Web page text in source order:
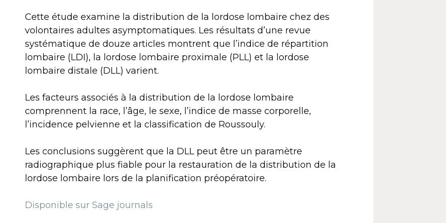
Cette étude examine la distribution de la lordose lombaire chez des
volontaires adultes asymptomatiques. Les résultats d’une revue
systématique de douze articles montrent que l’indice de répartition
lombaire (LDI), la lordose lombaire proximale (PLL) et la lordose
lombaire distale (DLL) varient.
Les facteurs associés à la distribution de la lordose lombaire
comprennent la race, l’âge, le sexe, l’indice de masse corporelle,
l’incidence pelvienne et la classification de Roussouly.
Les conclusions suggèrent que la DLL peut être un paramètre
radiographique plus fiable pour la restauration de la distribution de la
lordose lombaire lors de la planification préopératoire.
Disponible sur Sage journals